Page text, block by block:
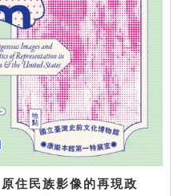
住民族影像的再現政